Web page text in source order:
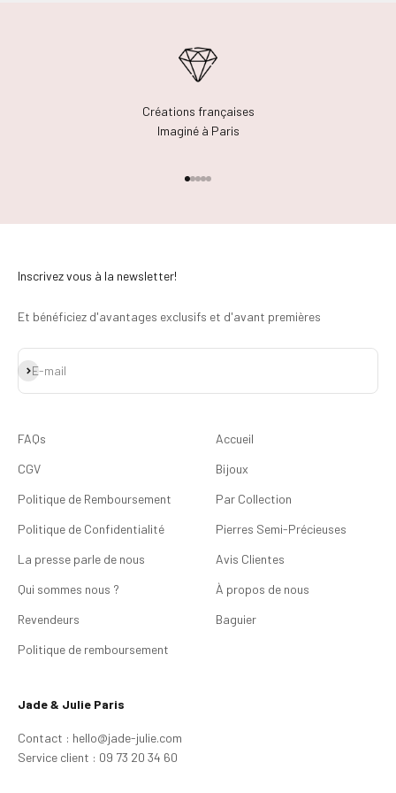
Créations françaises
Imaginé à Paris
Inscrivez vous à la newsletter!
Et bénéficiez d'avantages exclusifs et d'avant premières
E-mail
S'inscrire
FAQs
CGV
Politique de Remboursement
Politique de Confidentialité
La presse parle de nous
Qui sommes nous ?
Revendeurs
Politique de remboursement
Accueil
Bijoux
Par Collection
Pierres Semi-Précieuses
Avis Clientes
À propos de nous
Baguier
Jade & Julie Paris
Contact : hello@jade-julie.com
Service client : 09 73 20 34 60